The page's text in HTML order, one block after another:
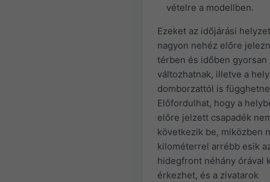
vételre a modellben.
Ezeket az időjárási
nagyon nehéz előre
térben és időben gyorsan
változhatnak, illetve a
domborzattól is
Előfordulhat, hogy a
előre jelzett csapadék
következik be, miközben
kilométerrel arrébb esik
hidegfront néhány órával
érkezhet, és a zivatarok